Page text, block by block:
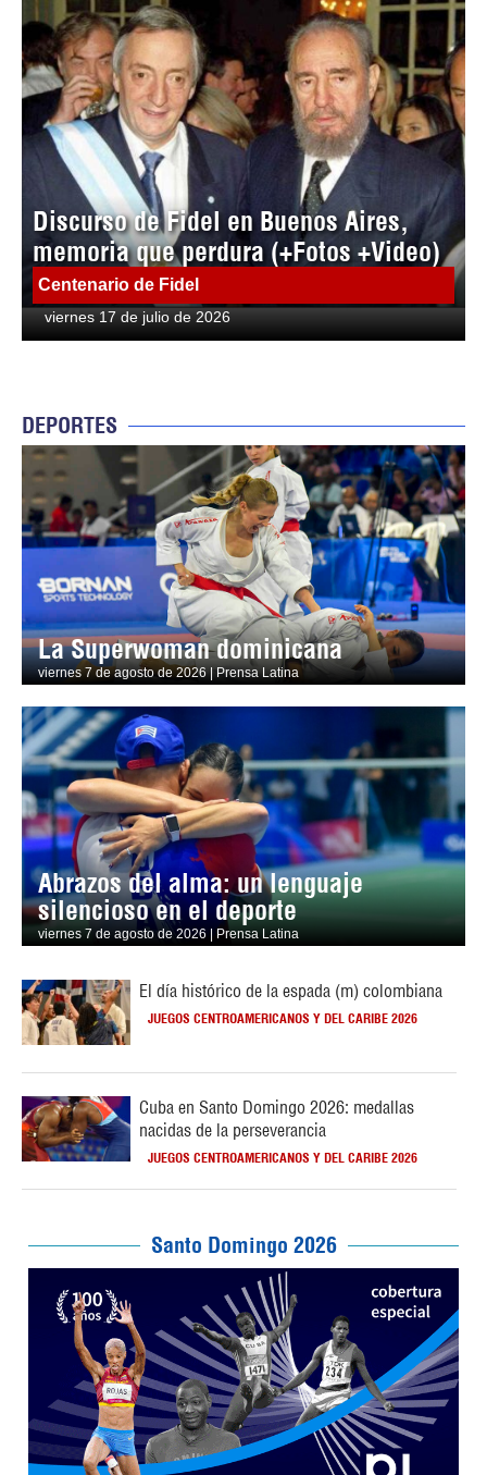
Discurso de Fidel en Buenos Aires,
memoria que perdura (+Fotos +Video)
Centenario de Fidel
viernes 17 de julio de 2026
DEPORTES
La Superwoman dominicana
viernes 7 de agosto de 2026 | Prensa Latina
Abrazos del alma: un lenguaje
silencioso en el deporte
viernes 7 de agosto de 2026 | Prensa Latina
El día histórico de la espada (m) colombiana
JUEGOS CENTROAMERICANOS Y DEL CARIBE 2026
Cuba en Santo Domingo 2026: medallas
nacidas de la perseverancia
JUEGOS CENTROAMERICANOS Y DEL CARIBE 2026
Santo Domingo 2026